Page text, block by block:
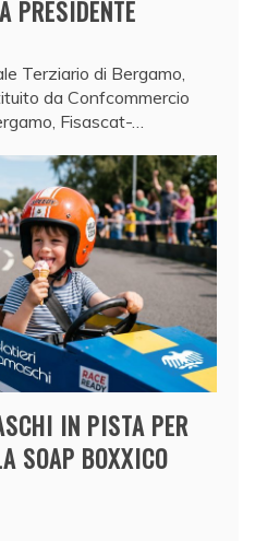
PRESIDENTE
Terziario di Bergamo,
da Confcommercio
Fisascat-…
IN PISTA PER
SOAP BOXXICO